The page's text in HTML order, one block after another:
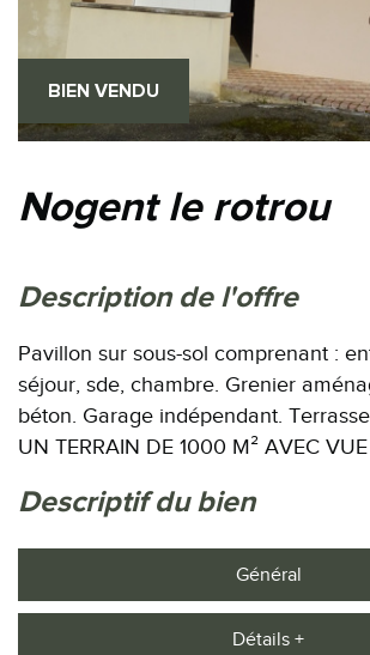
BIEN VENDU
nogent le rotrou
description de l'offre
Pavillon sur sous-sol comprenant :
séjour, sde, chambre. Grenier
béton. Garage indépendant.
UN TERRAIN DE 1000 M² AVEC
descriptif du bien
Général
Détails +